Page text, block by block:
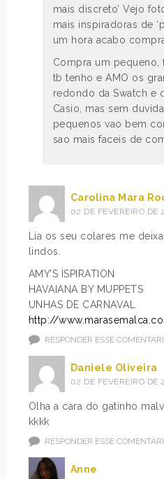
mais discreto’ Vejo
mais inspiradoras de
um hora acabo
Compra um pequeno,
tb tenho e AMO os
redondo da Swatch e
Casio, mas sem
pequenos vao bem
sao mais faceis de
Carolina Mara
02 DE FEVEREIRO DE
Lia os seu colares me
lindos.
AMY’S ISPIRATION
HAVAIANA BY MUPPETS
UNHAS DE CARNAVAL
http://
RESPONDER ESSE
Daniele Oliveira
02 DE FEVEREIRO DE
Olha a cara do gatinho
kkkk
RESPONDER ESSE
Anne